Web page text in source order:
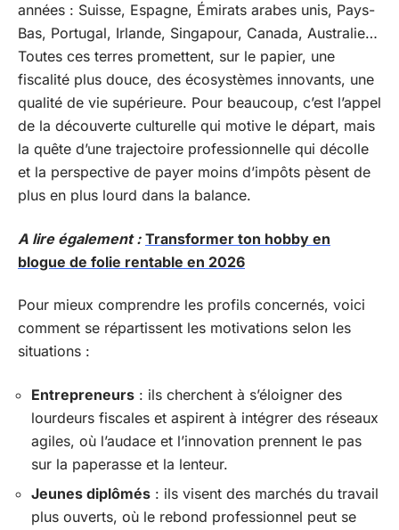
années : Suisse, Espagne, Émirats arabes unis, Pays-
Bas, Portugal, Irlande, Singapour, Canada, Australie…
Toutes ces terres promettent, sur le papier, une
fiscalité plus douce, des écosystèmes innovants, une
qualité de vie supérieure. Pour beaucoup, c’est l’appel
de la découverte culturelle qui motive le départ, mais
la quête d’une trajectoire professionnelle qui décolle
et la perspective de payer moins d’impôts pèsent de
plus en plus lourd dans la balance.
A lire également : Transformer ton hobby en
blogue de folie rentable en 2026
Pour mieux comprendre les profils concernés, voici
comment se répartissent les motivations selon les
situations :
Entrepreneurs : ils cherchent à s’éloigner des
lourdeurs fiscales et aspirent à intégrer des réseaux
agiles, où l’audace et l’innovation prennent le pas
sur la paperasse et la lenteur.
Jeunes diplômés : ils visent des marchés du travail
plus ouverts, où le rebond professionnel peut se